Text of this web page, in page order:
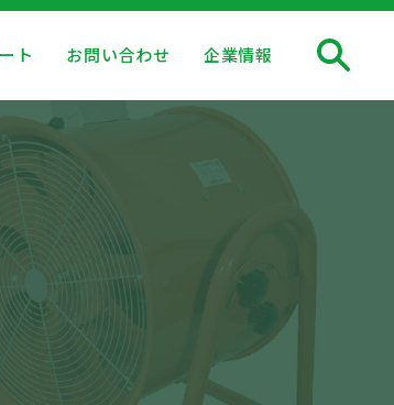
ト お問い合わせ 企業情報